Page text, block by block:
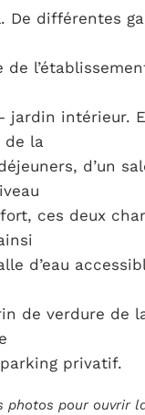
De différentes
jardin intérieur.
de la
d’un
ces deux
d’eau
de verdure de
privatif.
photos pour ouvrir